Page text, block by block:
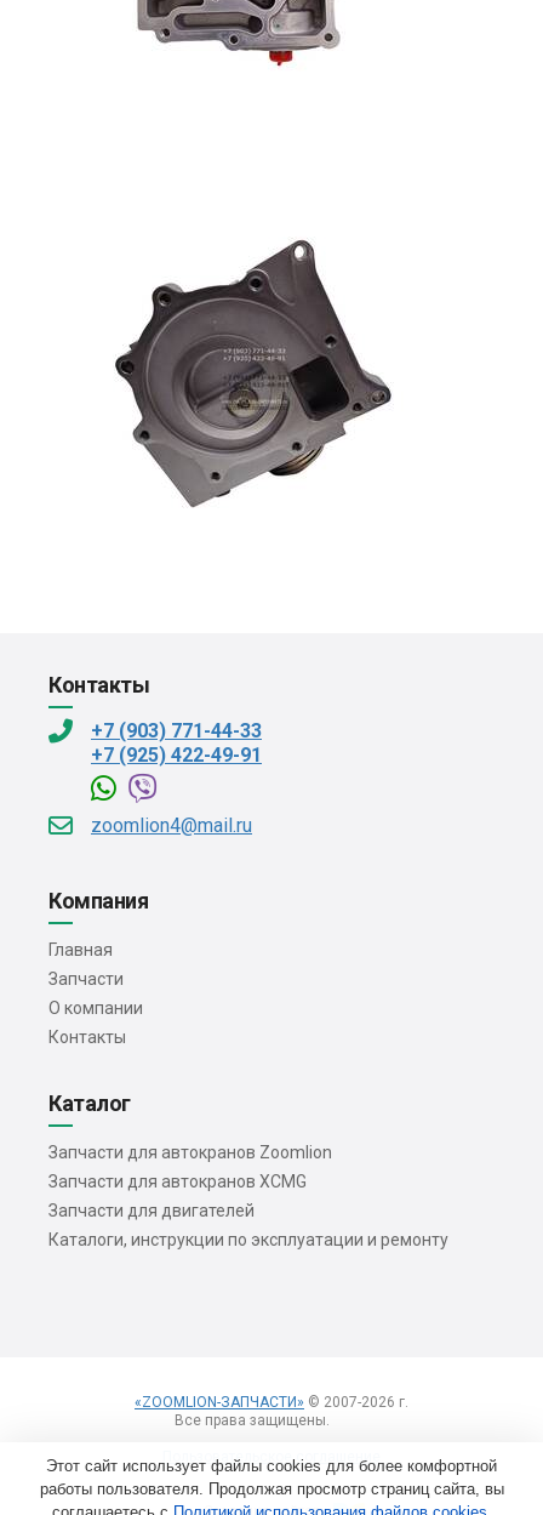
Контакты
+7 (903) 771-44-33
+7 (925) 422-49-91
zoomlion4@mail.ru
Компания
Главная
Запчасти
О компании
Контакты
Каталог
Запчасти для автокранов Zoomlion
Запчасти для автокранов XCMG
Запчасти для двигателей
Каталоги, инструкции по эксплуатации и ремонту
«ZOOMLION-ЗАПЧАСТИ» © 2007-2026 г.
Все права защищены.
Пользовательское соглашение
Создание сайтов
Этот сайт использует файлы cookies для более комфортной
работы пользователя. Продолжая просмотр страниц сайта, вы